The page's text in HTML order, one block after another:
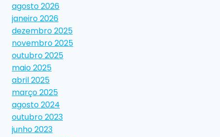
agosto 2026
janeiro 2026
dezembro 2025
novembro 2025
outubro 2025
maio 2025
abril 2025
março 2025
agosto 2024
outubro 2023
junho 2023